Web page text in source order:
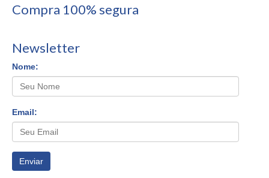
Compra 100% segura
Newsletter
Nome:
Email:
Enviar